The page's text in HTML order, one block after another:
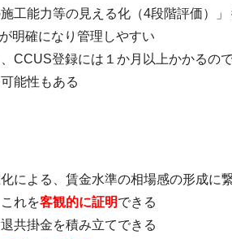
工能力等の見える化（4段階評価）」
明確になり管理しやすい
CCUS登録には１か月以上かかるの
能性もある
による、賃金水準の相場感の形成に
れを客観的に証明できる
共掛金を積み立てできる